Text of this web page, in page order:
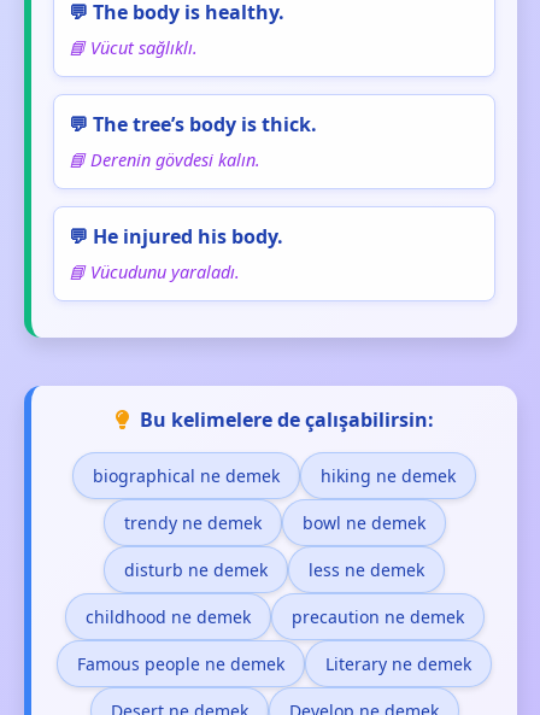
💬 The body is healthy.
📘 Vücut sağlıklı.
💬 The tree’s body is thick.
📘 Derenin gövdesi kalın.
💬 He injured his body.
📘 Vücudunu yaraladı.
Bu kelimelere de çalışabilirsin:
biographical ne demek hiking ne demek
trendy ne demek bowl ne demek
disturb ne demek less ne demek
childhood ne demek precaution ne demek
Famous people ne demek Literary ne demek